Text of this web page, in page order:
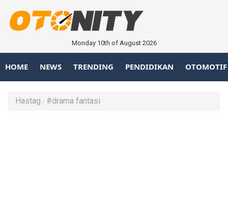
Monday 10th of August 2026
HOME NEWS TRENDING PENDIDIKAN OTOMOTIF
Hastag #drama fantasi